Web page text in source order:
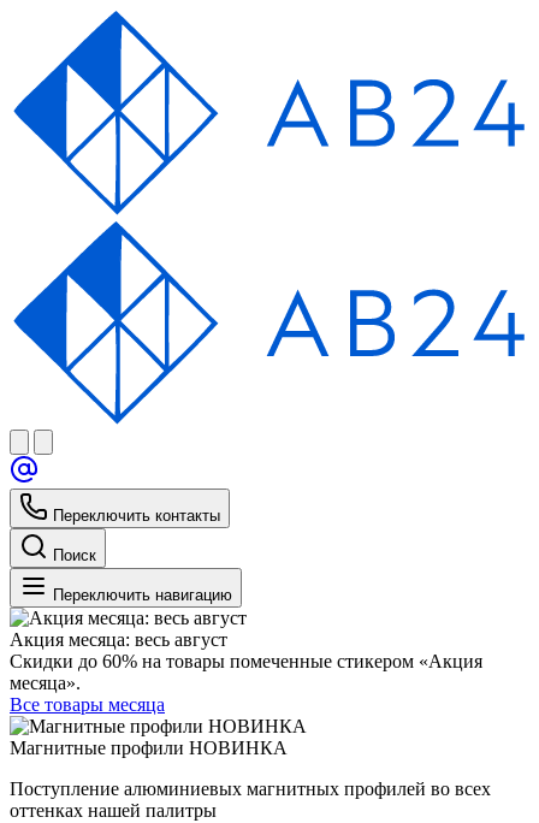
Переключить контакты
Поиск
Переключить навигацию
Акция месяца: весь август
Скидки до 60% на товары помеченные стикером «Акция
месяца».
Все товары месяца
Магнитные профили НОВИНКА
Поступление алюминиевых магнитных профилей во всех
оттенках нашей палитры